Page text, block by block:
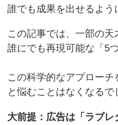
誰でも成果を出せるよ
この記事では、一部の
誰にでも再現可能な「5
この科学的なアプロー
と悩むことはなくなるで
大前提：広告は「ラブ